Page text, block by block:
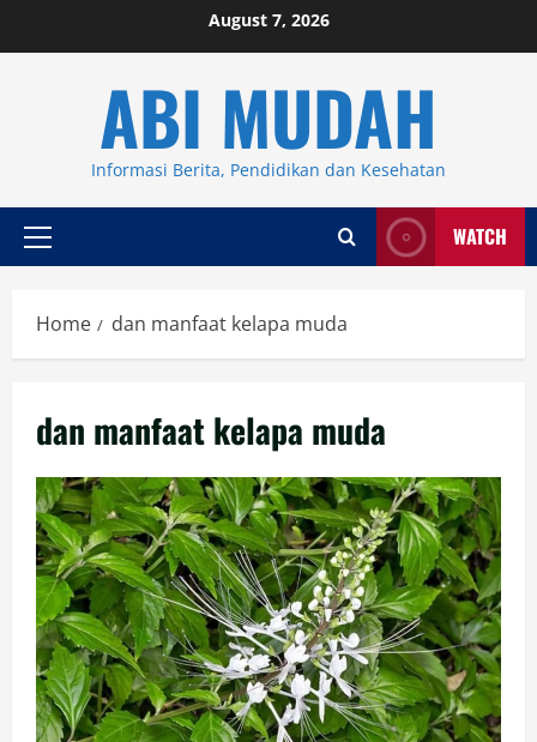
to
August 7, 2026
ABI MUDAH
Informasi Berita, Pendidikan dan Kesehatan
Primary
WATCH
Home dan manfaat kelapa muda
dan manfaat kelapa muda